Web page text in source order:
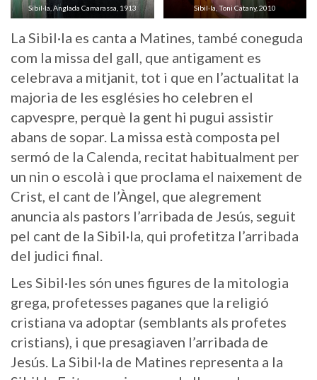
Sibil·la, Anglada Camarassa, 1913 Sibil·la, Toni Catany, 2010
La Sibil·la es canta a Matines, també coneguda
com la missa del gall, que antigament es
celebrava a mitjanit, tot i que en l’actualitat la
majoria de les esglésies ho celebren el
capvespre, perquè la gent hi pugui assistir
abans de sopar. La missa està composta pel
sermó de la Calenda, recitat habitualment per
un nin o escolà i que proclama el naixement de
Crist, el cant de l’Àngel, que alegrement
anuncia als pastors l’arribada de Jesús, seguit
pel cant de la Sibil·la, qui profetitza l’arribada
del judici final.
Les Sibil·les són unes figures de la mitologia
grega, profetesses paganes que la religió
cristiana va adoptar (semblants als profetes
cristians), i que presagiaven l’arribada de
Jesús. La Sibil·la de Matines representa a la